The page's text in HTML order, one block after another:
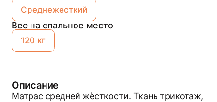
Среднежесткий
Вес на спальное место
120 кг
Описание
Мат­рас сред­ней жёс­ткос­ти. Ткань трикотаж,